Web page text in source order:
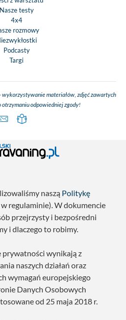
Nasze testy
4x4
rozmowy
Podcasty
Targi
materiałów, zdjęć zawartych
otrzymaniu odpowiedniej zgody!
naszą Politykę
regulaminie). W dokumencie
przejrzysty i bezpośredni
i dlaczego to robimy.
prywatności wynikają z
naszych działań oraz
wymagań europejskiego
Danych Osobowych
od 25 maja 2018 r.